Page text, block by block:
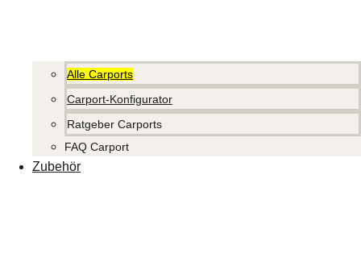
Alle Carports
Carport-Konfigurator
Ratgeber Carports
FAQ Carport
Zubehör